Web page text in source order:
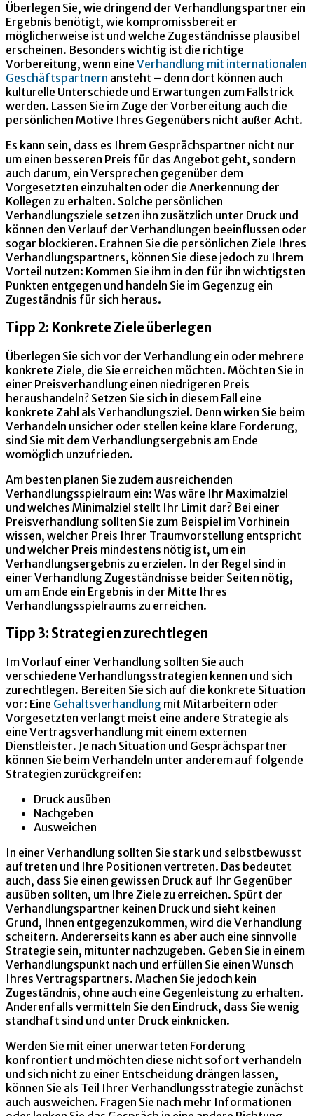
Überlegen Sie, wie dringend der Verhandlungspartner ein
Ergebnis benötigt, wie kompromissbereit er
möglicherweise ist und welche Zugeständnisse plausibel
erscheinen. Besonders wichtig ist die richtige
Vorbereitung, wenn eine Verhandlung mit internationalen
Geschäftspartnern ansteht – denn dort können auch
kulturelle Unterschiede und Erwartungen zum Fallstrick
werden. Lassen Sie im Zuge der Vorbereitung auch die
persönlichen Motive Ihres Gegenübers nicht außer Acht.
Es kann sein, dass es Ihrem Gesprächspartner nicht nur
um einen besseren Preis für das Angebot geht, sondern
auch darum, ein Versprechen gegenüber dem
Vorgesetzten einzuhalten oder die Anerkennung der
Kollegen zu erhalten. Solche persönlichen
Verhandlungsziele setzen ihn zusätzlich unter Druck und
können den Verlauf der Verhandlungen beeinflussen oder
sogar blockieren. Erahnen Sie die persönlichen Ziele Ihres
Verhandlungspartners, können Sie diese jedoch zu Ihrem
Vorteil nutzen: Kommen Sie ihm in den für ihn wichtigsten
Punkten entgegen und handeln Sie im Gegenzug ein
Zugeständnis für sich heraus.
Tipp 2: Konkrete Ziele überlegen
Überlegen Sie sich vor der Verhandlung ein oder mehrere
konkrete Ziele, die Sie erreichen möchten. Möchten Sie in
einer Preisverhandlung einen niedrigeren Preis
heraushandeln? Setzen Sie sich in diesem Fall eine
konkrete Zahl als Verhandlungsziel. Denn wirken Sie beim
Verhandeln unsicher oder stellen keine klare Forderung,
sind Sie mit dem Verhandlungsergebnis am Ende
womöglich unzufrieden.
Am besten planen Sie zudem ausreichenden
Verhandlungsspielraum ein: Was wäre Ihr Maximalziel
und welches Minimalziel stellt Ihr Limit dar? Bei einer
Preisverhandlung sollten Sie zum Beispiel im Vorhinein
wissen, welcher Preis Ihrer Traumvorstellung entspricht
und welcher Preis mindestens nötig ist, um ein
Verhandlungsergebnis zu erzielen. In der Regel sind in
einer Verhandlung Zugeständnisse beider Seiten nötig,
um am Ende ein Ergebnis in der Mitte Ihres
Verhandlungsspielraums zu erreichen.
Tipp 3: Strategien zurechtlegen
Im Vorlauf einer Verhandlung sollten Sie auch
verschiedene Verhandlungsstrategien kennen und sich
zurechtlegen. Bereiten Sie sich auf die konkrete Situation
vor: Eine Gehaltsverhandlung mit Mitarbeitern oder
Vorgesetzten verlangt meist eine andere Strategie als
eine Vertragsverhandlung mit einem externen
Dienstleister. Je nach Situation und Gesprächspartner
können Sie beim Verhandeln unter anderem auf folgende
Strategien zurückgreifen:
Druck ausüben
Nachgeben
Ausweichen
In einer Verhandlung sollten Sie stark und selbstbewusst
auftreten und Ihre Positionen vertreten. Das bedeutet
auch, dass Sie einen gewissen Druck auf Ihr Gegenüber
ausüben sollten, um Ihre Ziele zu erreichen. Spürt der
Verhandlungspartner keinen Druck und sieht keinen
Grund, Ihnen entgegenzukommen, wird die Verhandlung
scheitern. Andererseits kann es aber auch eine sinnvolle
Strategie sein, mitunter nachzugeben. Geben Sie in einem
Verhandlungspunkt nach und erfüllen Sie einen Wunsch
Ihres Vertragspartners. Machen Sie jedoch kein
Zugeständnis, ohne auch eine Gegenleistung zu erhalten.
Anderenfalls vermitteln Sie den Eindruck, dass Sie wenig
standhaft sind und unter Druck einknicken.
Werden Sie mit einer unerwarteten Forderung
konfrontiert und möchten diese nicht sofort verhandeln
und sich nicht zu einer Entscheidung drängen lassen,
können Sie als Teil Ihrer Verhandlungsstrategie zunächst
auch ausweichen. Fragen Sie nach mehr Informationen